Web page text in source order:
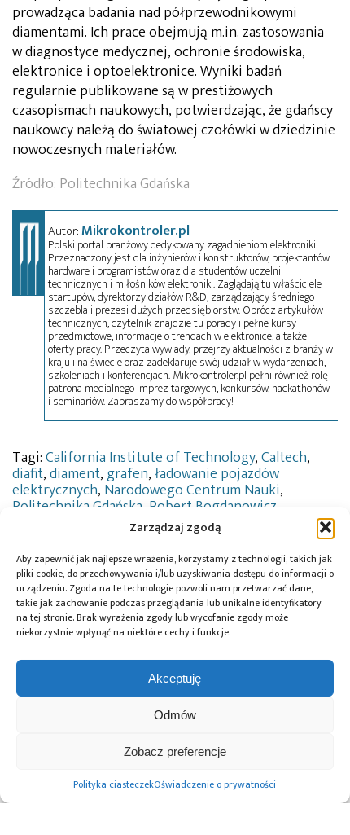
Zarządzaj zgodą
Aby zapewnić jak najlepsze wrażenia, korzystamy z technologii, takich jak
pliki cookie, do przechowywania i/lub uzyskiwania dostępu do informacji o
urządzeniu. Zgoda na te technologie pozwoli nam przetwarzać dane,
takie jak zachowanie podczas przeglądania lub unikalne identyfikatory
na tej stronie. Brak wyrażenia zgody lub wycofanie zgody może
niekorzystnie wpłynąć na niektóre cechy i funkcje.
Akceptuję
Odmów
Zobacz preferencje
Polityka ciasteczekOświadczenie o prywatności
prowadząca badania nad półprzewodnikowymi
diamentami. Ich prace obejmują m.in. zastosowania
w diagnostyce medycznej, ochronie środowiska,
elektronice i optoelektronice. Wyniki badań
regularnie publikowane są w prestiżowych
czasopismach naukowych, potwierdzając, że gdańscy
naukowcy należą do światowej czołówki w dziedzinie
nowoczesnych materiałów.
Źródło: Politechnika Gdańska
Autor:Mikrokontroler.pl
Polski portal branżowy dedykowany zagadnieniom elektroniki.
Przeznaczony jest dla inżynierów i konstruktorów, projektantów
hardware i programistów oraz dla studentów uczelni
technicznych i miłośników elektroniki. Zaglądają tu właściciele
startupów, dyrektorzy działów R&D, zarządzający średniego
szczebla i prezesi dużych przedsiębiorstw. Oprócz artykułów
technicznych, czytelnik znajdzie tu porady i pełne kursy
przedmiotowe, informacje o trendach w elektronice, a także
oferty pracy. Przeczyta wywiady, przejrzy aktualności z branży w
kraju i na świecie oraz zadeklaruje swój udział w wydarzeniach,
szkoleniach i konferencjach. Mikrokontroler.pl pełni również rolę
patrona medialnego imprez targowych, konkursów, hackathonów
i seminariów. Zapraszamy do współpracy!
Tagi:California Institute of Technology,Caltech,
diafit,diament,grafen,ładowanie pojazdów
elektrycznych, Narodowego Centrum Nauki,
Politechnika Gdańska Robert Bogdanowicz
samochody elektryczne,Telekomunikacji
Uniwersytet Hasselt
Elektroniki
Przeczytaj również:
elektrycznych
baterii dla Heavy
Duty i planach
rozwoju
GigafactoryX
Protection
Systems
partnerem
nowego